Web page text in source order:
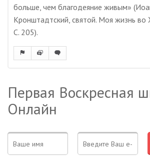
больше, чем благодеяние живым»
Кронштадтский, святой. Моя жизнь во
С. 205).
Первая Воскресная
Онлайн